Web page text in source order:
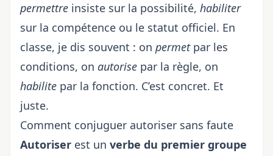
permettre insiste sur la possibilité, habiliter
sur la compétence ou le statut officiel. En
classe, je dis souvent : on permetpar les
conditions, on autorise par la règle, on
habilite par la fonction. C’est concret. Et
juste.
Comment conjuguer autoriser sans faute
Autoriser est un verbe du premier groupe